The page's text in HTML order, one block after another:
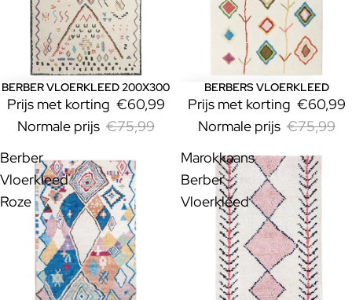
Uitverkoop
BERBER VLOERKLEED 200X300
Prijs met korting €60,99
Normale prijs €75,99
Uitverkoop
BERBERS VLOERKLEED
Prijs met korting €60,99
Normale prijs €75,99
Berber
Vloerkleed
Roze
Marokkaans
Berber
Vloerkleed